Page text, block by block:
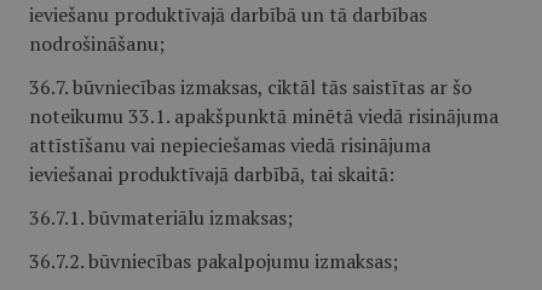
ieviešanu produktīvajā darbībā un tā darbības
nodrošināšanu;
36.7. būvniecības izmaksas, ciktāl tās saistītas ar šo
noteikumu 33.1. apakšpunktā minētā viedā risinājuma
attīstīšanu vai nepieciešamas viedā risinājuma
ieviešanai produktīvajā darbībā, tai skaitā:
36.7.1. būvmateriālu izmaksas;
36.7.2. būvniecības pakalpojumu izmaksas;